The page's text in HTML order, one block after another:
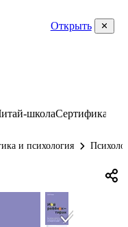
Открыть
школаСертификаты
и психология